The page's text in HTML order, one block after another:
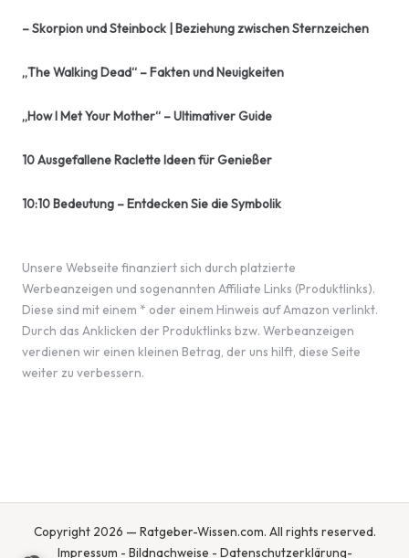
– Skorpion und Steinbock | Beziehung zwischen Sternzeichen
„The Walking Dead“ – Fakten und Neuigkeiten
„How I Met Your Mother“ – Ultimativer Guide
10 Ausgefallene Raclette Ideen für Genießer
10:10 Bedeutung – Entdecken Sie die Symbolik
Unsere Webseite finanziert sich durch platzierte
Werbeanzeigen und sogenannten Affiliate Links (Produktlinks).
Diese sind mit einem * oder einem Hinweis auf Amazon verlinkt.
Durch das Anklicken der Produktlinks bzw. Werbeanzeigen
verdienen wir einen kleinen Betrag, der uns hilft, diese Seite
weiter zu verbessern.
Copyright 2026 — Ratgeber-Wissen.com. All rights reserved.
Impressum - Bildnachweise - Datenschutzerklärung-